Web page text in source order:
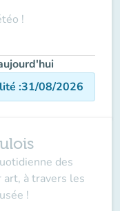
!
:31/08/2026
des
art, à travers les
!